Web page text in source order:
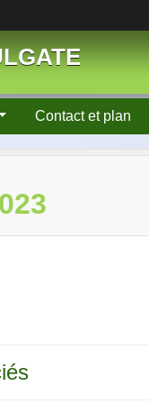
Contact et plan